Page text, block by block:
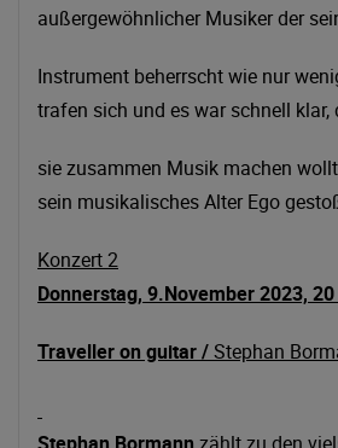
außergewöhnlicher Musiker der
Instrument beherrscht wie nur
trafen sich und es war schnell klar,
sie zusammen Musik machen
sein musikalisches Alter Ego
Konzert 2
Donnerstag, 9.November 2023,
Traveller on guitar /Stephan